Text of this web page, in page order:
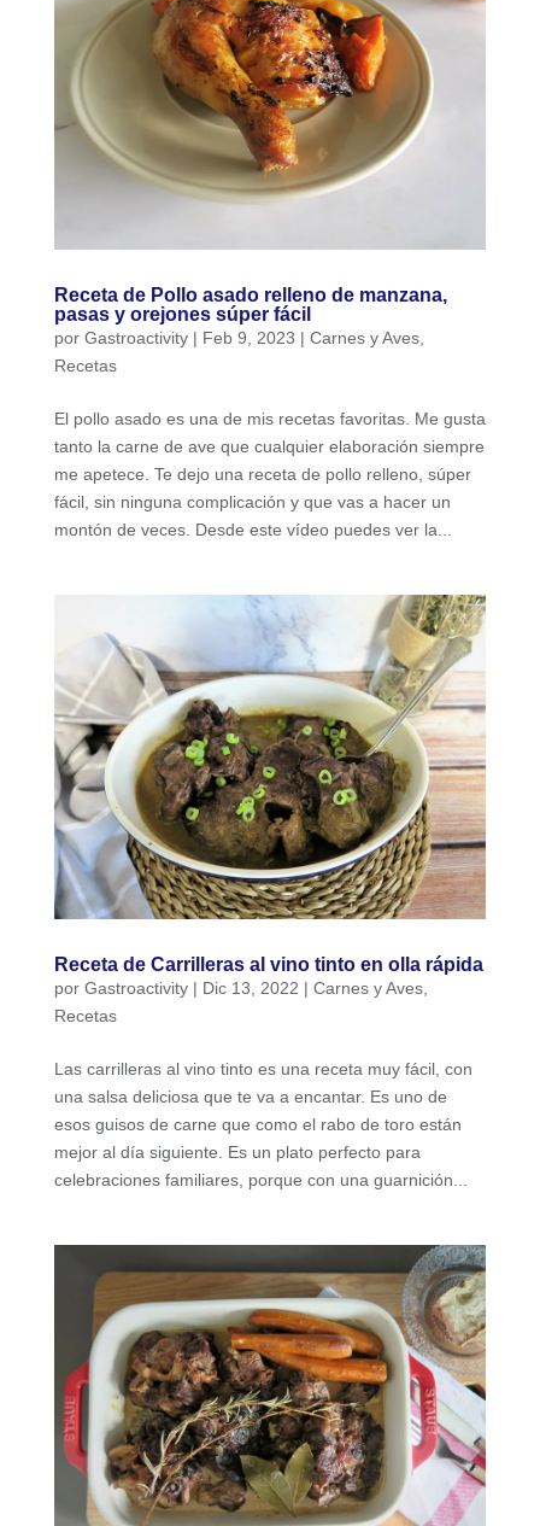
Receta de Pollo asado relleno de manzana,
pasas y orejones súper fácil
por Gastroactivity| Feb 9, 2023 | Carnes y Aves,
Recetas
El pollo asado es una de mis recetas favoritas. Me gusta
tanto la carne de ave que cualquier elaboración siempre
me apetece. Te dejo una receta de pollo relleno, súper
fácil, sin ninguna complicación y que vas a hacer un
montón de veces. Desde este vídeo puedes ver la...
Receta de Carrilleras al vino tinto en olla rápida
por Gastroactivity| Dic 13, 2022 | Carnes y Aves,
Recetas
Las carrilleras al vino tinto es una receta muy fácil, con
una salsa deliciosa que te va a encantar. Es uno de
esos guisos de carne que como el rabo de toro están
mejor al día siguiente. Es un plato perfecto para
celebraciones familiares, porque con una guarnición...